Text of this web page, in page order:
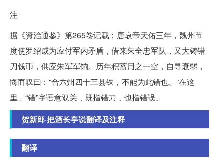
注
据《資治通鉴》第265卷记载：唐哀帝天佑三年，魏州节
度使罗绍威为应付军内矛盾，借来朱全忠军队，又大铸错
刀钱币，供应朱军军饷。历年积蓄用之一空，自寻衰弱，
悔而叹曰：“合六州四十三县铁，不能为此错也。”在这
里，“错”字语意双关，既指错刀，也指错误。
贺新郎·把酒长亭说翻译及注释
翻译